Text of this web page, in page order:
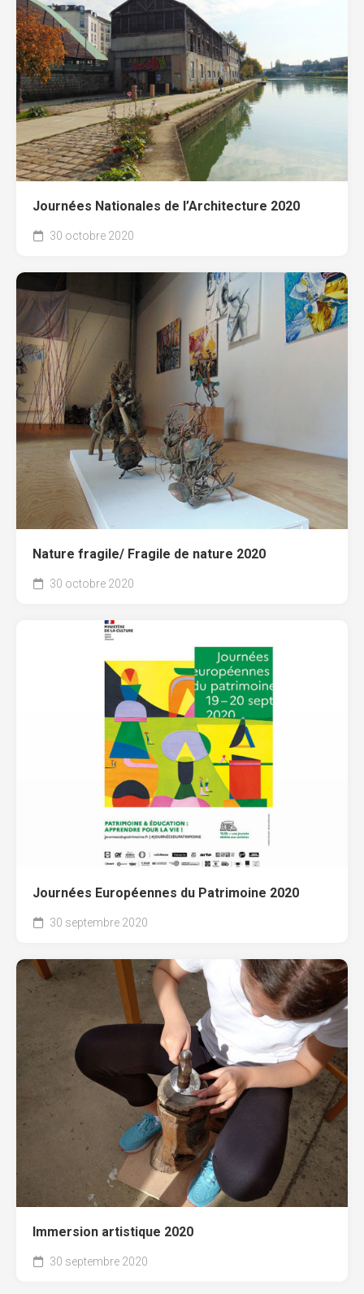
Journées Nationales de l’Architecture 2020
30 octobre 2020
Nature fragile/ Fragile de nature 2020
30 octobre 2020
Journées Européennes du Patrimoine 2020
30 septembre 2020
Immersion artistique 2020
30 septembre 2020